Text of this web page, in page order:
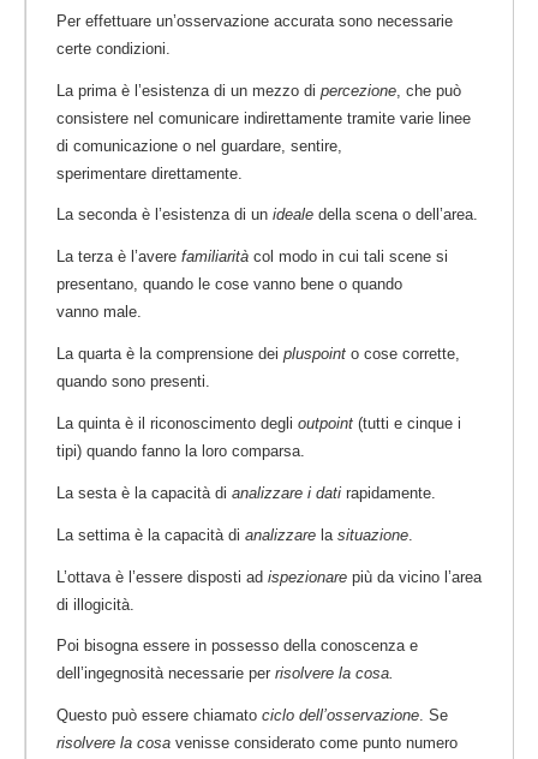
Per effettuare un’osservazione accurata sono necessarie
certe condizioni.
La prima è l’esistenza di un mezzo di percezione , che può
consistere nel comunicare indirettamente tramite varie linee
di comunicazione o nel guardare, sentire,
sperimentare direttamente.
La seconda è l’esistenza di un ideale della scena o dell’area.
La terza è l’avere familiarità col modo in cui tali scene si
presentano, quando le cose vanno bene o quando
vanno male.
La quarta è la comprensione dei pluspoint o cose corrette,
quando sono presenti.
La quinta è il riconoscimento degli outpoint (tutti e cinque i
tipi) quando fanno la loro comparsa.
La sesta è la capacità di analizzare i dati rapidamente.
La settima è la capacità di analizzare la situazione
L’ottava è l’essere disposti ad ispezionare più da vicino l’area
di illogicità.
Poi bisogna essere in possesso della conoscenza e
dell’ingegnosità necessarie per risolvere la cosa.
Questo può essere chiamato ciclo dell’osservazione. Se
risolvere la cosa venisse considerato come punto numero